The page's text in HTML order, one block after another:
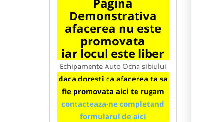
Demonstrativa
afacerea nu este
promovata
iar locul este liber
Echipamente Auto Ocna sibiului
daca doresti ca afacerea ta sa
fie promovata aici te rugam
contacteaza-ne completand
formularul de aici